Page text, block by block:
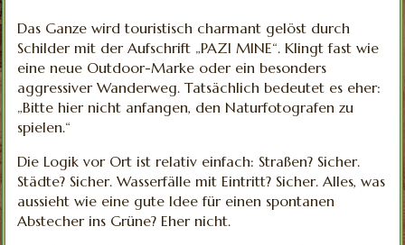
Das Ganze wird touristisch charmant gelöst durch
Schilder mit der Aufschrift „PAZI MINE“. Klingt fast wie
eine neue Outdoor-Marke oder ein besonders
aggressiver Wanderweg. Tatsächlich bedeutet es eher:
„Bitte hier nicht anfangen, den Naturfotografen zu
spielen.“
Die Logik vor Ort ist relativ einfach: Straßen? Sicher.
Städte? Sicher. Wasserfälle mit Eintritt? Sicher. Alles, was
aussieht wie eine gute Idee für einen spontanen
Abstecher ins Grüne? Eher nicht.